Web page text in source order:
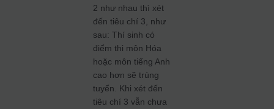
2 như nhau thì xét
đến tiêu chí 3, như
sau: Thí sinh có
điểm thi môn Hóa
hoặc môn tiếng Anh
cao hơn sẽ trúng
tuyển. Khi xét đến
tiêu chí 3 vẫn chưa